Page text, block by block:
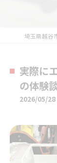
実際に
の体験
2026/05/28